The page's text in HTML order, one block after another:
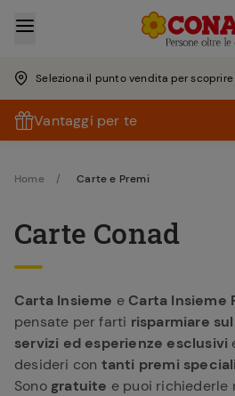
Seleziona il punto vendita per
Vantaggi per te
Home Carte e Premi
Carte Conad
Carta Insieme e Carta Insieme
pensate per farti risparmiare
servizi ed esperienze esclusivi
desideri con tanti premi
Sono gratuite e puoi richiederle